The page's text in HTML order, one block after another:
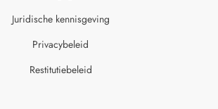
Juridische kennisgeving
Privacybeleid
Restitutiebeleid